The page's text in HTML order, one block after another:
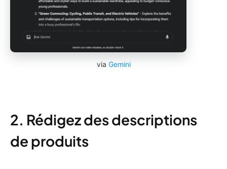
via Gemini
2. Rédigez des descriptions
de produits